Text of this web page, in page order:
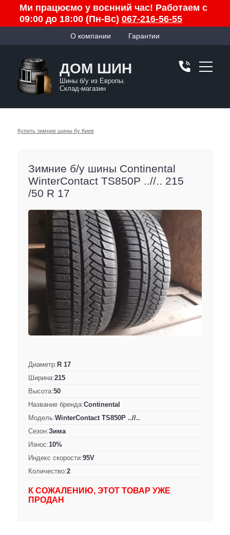
Ми працюємо у воєнний час! Работаем с
09:00 до 18:00 (Пн-Вс) 067-216-56-55
О компании Гарантии
ДОМ ШИН
Шины б/у из Европы.
Склад-магазин
Купить зимние шины бу Киев
Зимние б/у шины Continental
WinterContact TS850P ..//.. 215
/50 R 17
Диаметр:R 17
Ширина:215
Высота:50
Название бренда:Continental
Модель:WinterContact TS850P ..//..
Сезон:Зима
Износ:10%
Индекс скорости:95V
Количество:2
К СОЖАЛЕНИЮ, ЭТОТ ТОВАР УЖЕ
ПРОДАН